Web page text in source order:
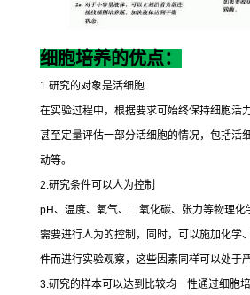
细胞培养的优点：
1.研究的对象是活细胞
在实验过程中，根据要求可始终保持细胞活
甚至定量评估一部分活细胞的情况，包括活
动等。
2.研究条件可以人为控制
pH、温度、氧气、二氧化碳、张力等物理
需要进行人为的控制，同时，可以施加化学
件而进行实验观察，这些因素同样可以处于
3.研究的样本可以达到比较均一性通过细胞